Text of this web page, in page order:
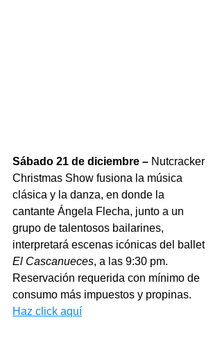
Sábado 21 de diciembre – Nutcracker
Christmas Show fusiona la música
clásica y la danza, en donde la
cantante Ángela Flecha, junto a un
grupo de talentosos bailarines,
interpretará escenas icónicas del ballet
El Cascanueces, a las 9:30 pm.
Reservación requerida con mínimo de
consumo más impuestos y propinas.
Haz click aquí